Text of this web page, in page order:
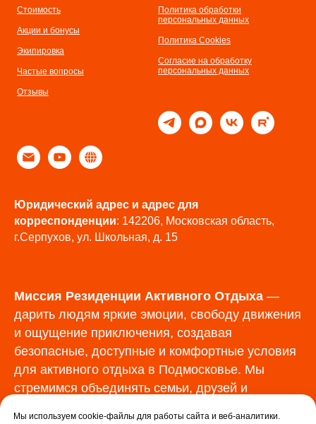
Стоимость
Акции и бонусы
Экипировка
Частые вопросы
Отзывы
Политика обработки
персональных данных
Политика Cookies
Согласие на обработку
персональных данных
Юридический адрес и адрес для
корреспонденции: 142206, Московская область,
г.Серпухов, ул. Школьная, д. 15
Миссия Резиденции Активного Отдыха —
дарить людям яркие эмоции, свободу движения
и ощущение приключения, создавая
безопасные, доступные и комфортные условия
для активного отдыха в Подмосковье. Мы
стремимся объединять семьи, друзей и
Мы используем cookie-файлы для работы сайта и веб-аналитики.